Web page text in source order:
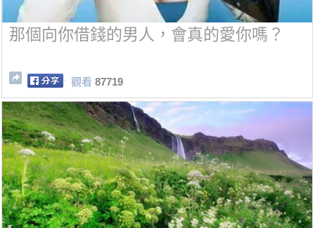
那個向你借錢的男人，會真的愛你嗎？
觀看 87719